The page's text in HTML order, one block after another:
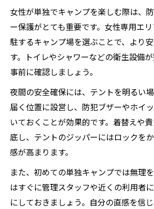
女性が単独でキャンプを楽しむ際は、
ー保護がとても重要です。女性専用エ
駐するキャンプ場を選ぶことで、より
す。トイレやシャワーなどの衛生設備
事前に確認しましょう。
夜間の安全確保には、テントを明るい
届く位置に設営し、防犯ブザーやホイ
いておくことが効果的です。着替えや
底し、テントのジッパーにはロックを
感が高まります。
また、初めての単独キャンプでは無理
はすぐに管理スタッフや近くの利用者
にしておきましょう。自分の直感を信